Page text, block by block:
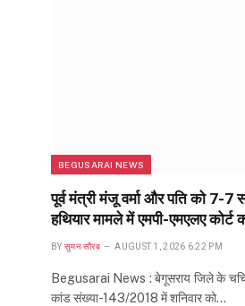
BEGUSARAI NEWS
पूर्व मंत्री मंजू वर्मा और पति को 7-
हथियार मामले में एमपी-एमएलए कोर्ट
BY सुमन सौरब AUGUST 1, 2026 6:22 PM
Begusarai News : बेगूसराय जिले के
कांड संख्या-143/2018 में शनिवार को…